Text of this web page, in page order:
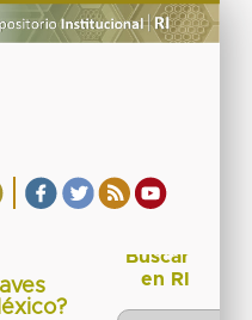
Buscar
en RI